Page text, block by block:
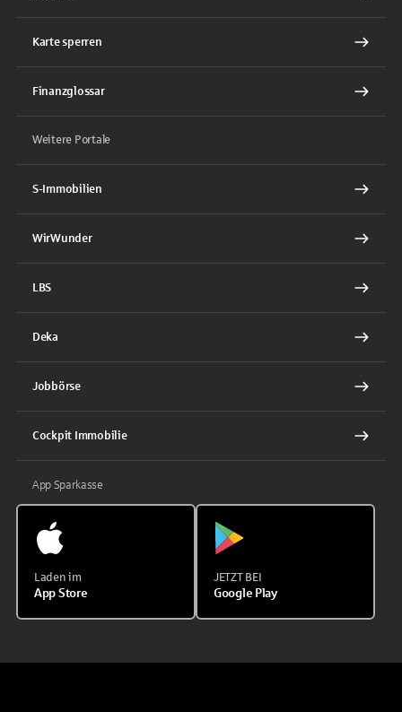
Karte sperren
Finanzglossar
Weitere Portale
S-Immobilien
WirWunder
LBS
Deka
Jobbörse
Cockpit Immobilie
App Sparkasse
Laden im
App Store
JETZT BEI
Google Play